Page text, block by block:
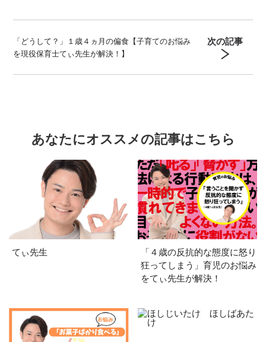
「どうして？」１歳４ヵ月の偏食【子育てのお悩み
を現役保育士てぃ先生が解決！】
次の記事
あなたにオススメの記事はこちら
てぃ先生
「４歳の反抗的な態度に怒り
狂ってしまう」育児のお悩み
をてぃ先生が解決！